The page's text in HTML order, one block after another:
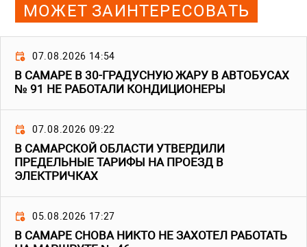
МОЖЕТ ЗАИНТЕРЕСОВАТЬ
07.08.2026 14:54
В САМАРЕ В 30-ГРАДУСНУЮ ЖАРУ В АВТОБУСАХ
№ 91 НЕ РАБОТАЛИ КОНДИЦИОНЕРЫ
07.08.2026 09:22
В САМАРСКОЙ ОБЛАСТИ УТВЕРДИЛИ
ПРЕДЕЛЬНЫЕ ТАРИФЫ НА ПРОЕЗД В
ЭЛЕКТРИЧКАХ
05.08.2026 17:27
В САМАРЕ СНОВА НИКТО НЕ ЗАХОТЕЛ РАБОТАТЬ